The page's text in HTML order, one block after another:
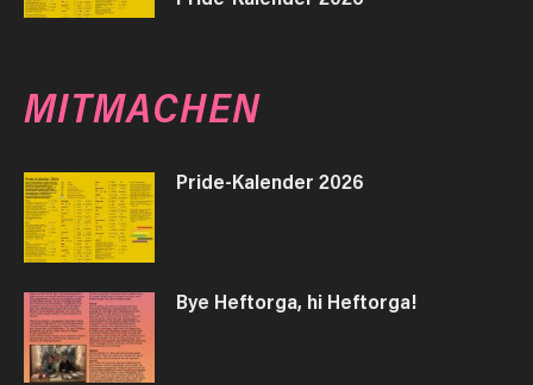
MITMACHEN
Pride-Kalender 2026
Bye Heftorga, hi Heftorga!